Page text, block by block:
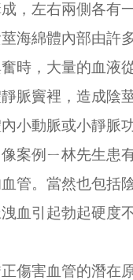
，左右兩側各有
海綿體內部由許
時，大量的血液
脈竇裡，造成陰
小動脈或小靜脈
案例ㄧ林先生患
管。當然也包括
血引起勃起硬度
傷害血管的潛在